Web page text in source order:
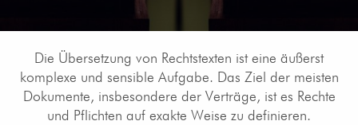
Die Übersetzung von Rechtstexten ist eine äußerst
komplexe und sensible Aufgabe. Das Ziel der meisten
Dokumente, insbesondere der Verträge, ist es Rechte
und Pflichten auf exakte Weise zu definieren.